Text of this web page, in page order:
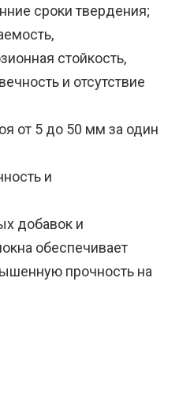
сроки твердения;
стойкость,
и отсутствие
от 5 до 50 мм за один
и
добавок и
обеспечивает
прочность на